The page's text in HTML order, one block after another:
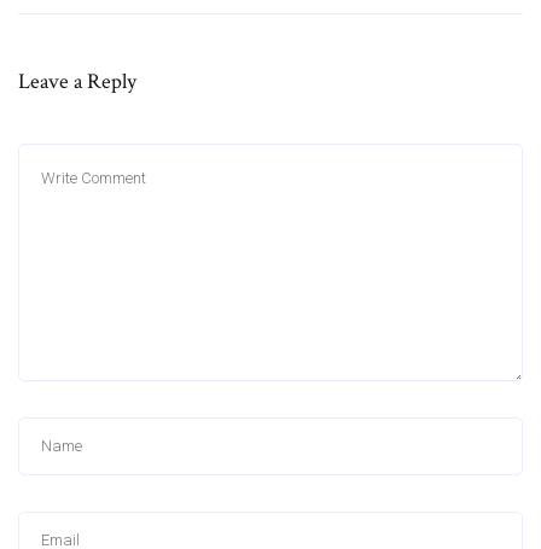
Leave a Reply